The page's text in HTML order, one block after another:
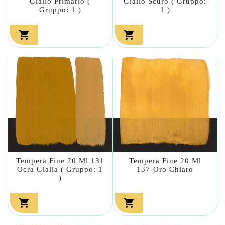
Gruppo: 1 )

1 )

Tempera Fine 20 Ml 131
Ocra Gialla ( Gruppo: 1
)

Tempera Fine 20 Ml
137-Oro Chiaro
